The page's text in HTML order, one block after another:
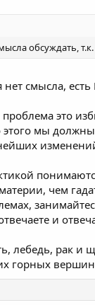
обсуждать,
нет смысла,
проблема это
мы
чем
и
лебедь, рак и
горных